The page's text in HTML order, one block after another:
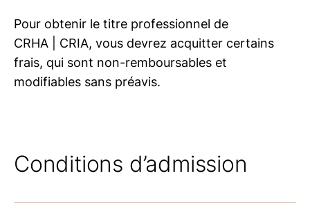
Pour obtenir le titre professionnel de
CRHA | CRIA, vous devrez acquitter certains
frais, qui sont non-remboursables et
modifiables sans préavis.
Conditions d’admission